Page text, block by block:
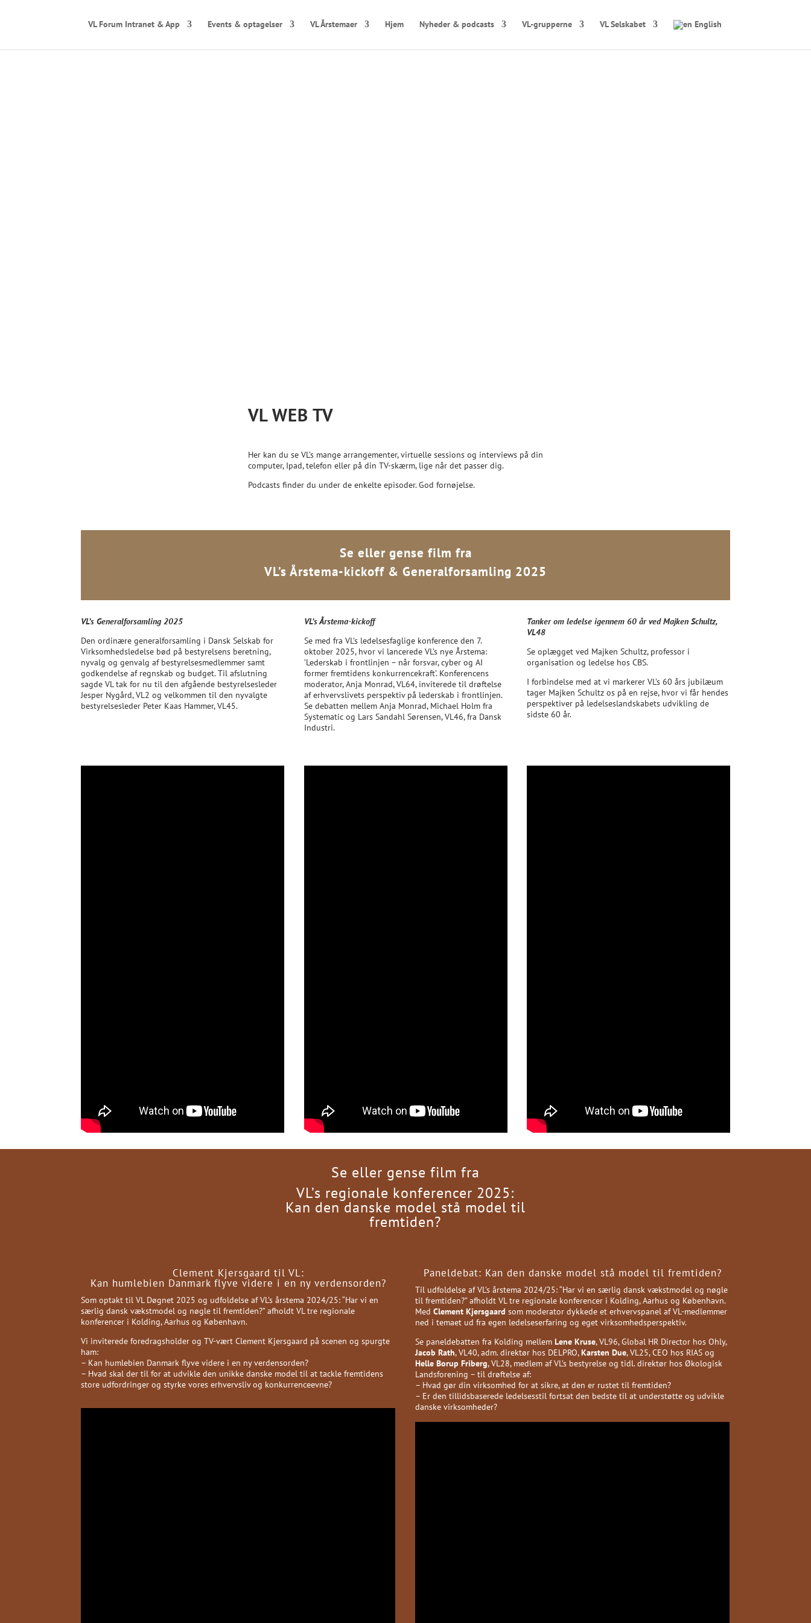
VL Forum Intranet & App Events & optagelser VL Årstemaer Hjem Nyheder & podcasts VL-grupperne VL Selskabet English
VL WEB TV
Her kan du se VL’s mange arrangementer, virtuelle sessions og interviews på din
computer, Ipad, telefon eller på din TV-skærm, lige når det passer dig.
Podcasts finder du under de enkelte episoder. God fornøjelse.
Se eller gense film fra
VL’s Årstema-kickoff & Generalforsamling 2025
VL’s Generalforsamling 2025
Den ordinære generalforsamling i Dansk Selskab for
Virksomhedsledelse bød på bestyrelsens beretning,
nyvalg og genvalg af bestyrelsesmedlemmer samt
godkendelse af regnskab og budget. Til afslutning
sagde VL tak for nu til den afgående bestyrelsesleder
Jesper Nygård, VL2 og velkommen til den nyvalgte
bestyrelsesleder Peter Kaas Hammer, VL45.
VL’s Årstema-kickoff
Se med fra VL’s ledelsesfaglige konference den 7.
oktober 2025, hvor vi lancerede VL’s nye Årstema:
’Lederskab i frontlinjen – når forsvar, cyber og AI
former fremtidens konkurrencekraft’. Konferencens
moderator, Anja Monrad, VL64, inviterede til drøftelse
af erhvervslivets perspektiv på lederskab i frontlinjen.
Se debatten mellem Anja Monrad, Michael Holm fra
Systematic og Lars Sandahl Sørensen, VL46, fra Dansk
Industri.
Tanker om ledelse igennem 60 år ved Majken Schultz,
VL48
Se oplægget ved Majken Schultz, professor i
organisation og ledelse hos CBS.
I forbindelse med at vi markerer VL’s 60 års jubilæum
tager Majken Schultz os på en rejse, hvor vi får hendes
perspektiver på ledelseslandskabets udvikling de
sidste 60 år.
Se eller gense film fra
VL’s regionale konferencer 2025:
Kan den danske model stå model til
fremtiden?
Clement Kjersgaard til VL:
Kan humlebien Danmark flyve videre i en ny verdensorden?
Som optakt til VL Døgnet 2025 og udfoldelse af VL’s årstema 2024/25: “Har vi en
særlig dansk vækstmodel og nøgle til fremtiden?” afholdt VL tre regionale
konferencer i Kolding, Aarhus og København.
Vi inviterede foredragsholder og TV-vært Clement Kjersgaard på scenen og spurgte
ham:
– Kan humlebien Danmark flyve videre i en ny verdensorden?
– Hvad skal der til for at udvikle den unikke danske model til at tackle fremtidens
store udfordringer og styrke vores erhvervsliv og konkurrenceevne?
Paneldebat: Kan den danske model stå model til fremtiden?
Til udfoldelse af VL’s årstema 2024/25: “Har vi en særlig dansk vækstmodel og nøgle
til fremtiden?” afholdt VL tre regionale konferencer i Kolding, Aarhus og København.
MedClement Kjersgaard som moderator dykkede et erhvervspanel af VL-medlemmer
ned i temaet ud fra egen ledelseserfaring og eget virksomhedsperspektiv.
Se paneldebatten fra Kolding mellemLene Kruse, VL96, Global HR Director hos Ohly,
Jacob Rath, VL40, adm. direktør hos DELPRO,Karsten Due, VL25, CEO hos RIAS og
Helle Borup Friberg, VL28, medlem af VL’s bestyrelse og tidl. direktør hos Økologisk
Landsforening – til drøftelse af:
– Hvad gør din virksomhed for at sikre, at den er rustet til fremtiden?
– Er den tillidsbaserede ledelsesstil fortsat den bedste til at understøtte og udvikle
danske virksomheder?